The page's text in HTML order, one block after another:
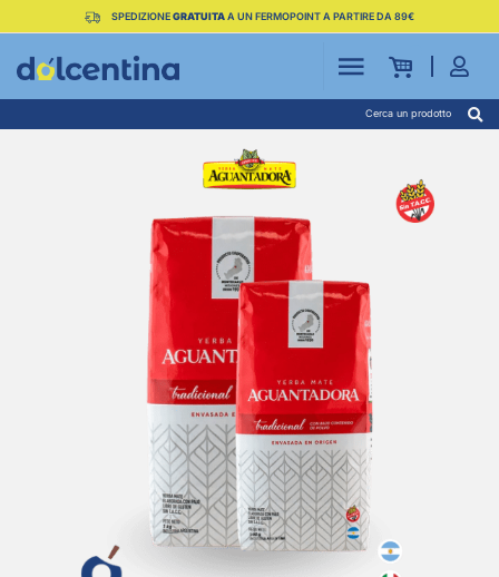
SPEDIZIONEGRATUITAA UN FERMOPOINT A PARTIRE DA 89€
Cerca un prodotto